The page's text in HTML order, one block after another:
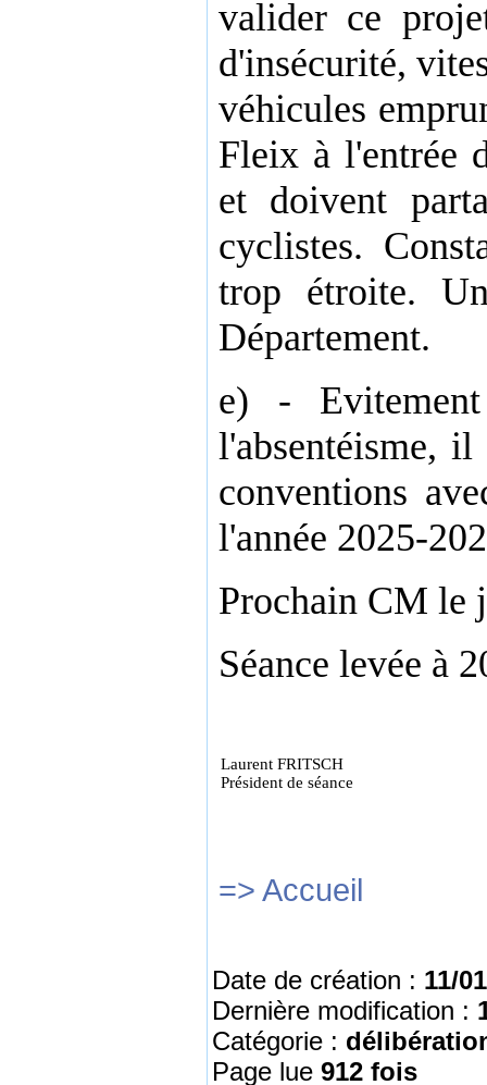
valider ce
d'insécurité,
véhicules
Fleix à l'entrée
et doivent
cyclistes.
trop étroite.
Département.
e) -
l'absentéisme,
conventions
l'année 2025-
Prochain CM le
Séance levée à
Laurent FRITSCH
Président de séance
=> Accueil
Date de création : 11/
Dernière modification :
Catégorie :
Page lue 912 fois